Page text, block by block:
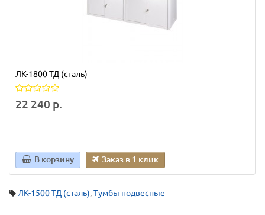
ЛК-1800 ТД (сталь)
22 240 р.
В корзину Заказ в 1 клик
ЛК-1500 ТД (сталь),Тумбы подвесные